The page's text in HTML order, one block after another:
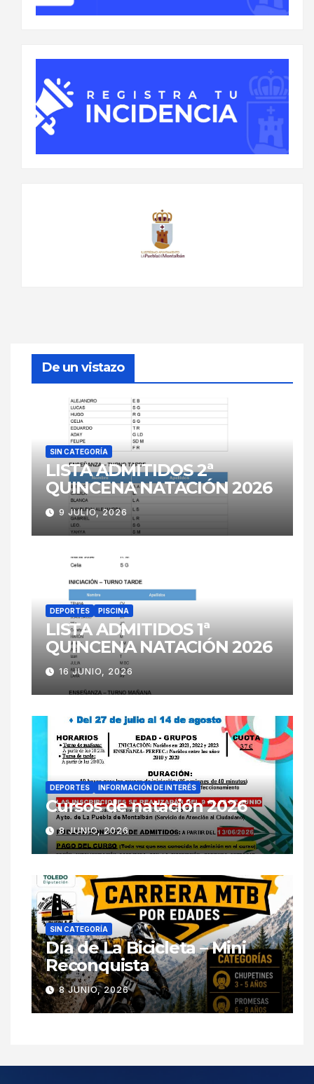
De un vistazo
SIN CATEGORÍA
LISTA ADMITIDOS 2ª
QUINCENA NATACIÓN 2026
9 JULIO, 2026
DEPORTES PISCINA
LISTA ADMITIDOS 1ª
QUINCENA NATACIÓN 2026
16 JUNIO, 2026
DEPORTES INFORMACIÓN DE INTERÉS
Cursos de natación 2026
8 JUNIO, 2026
SIN CATEGORÍA
Día de La Bicicleta – Mini
Reconquista
8 JUNIO, 2026